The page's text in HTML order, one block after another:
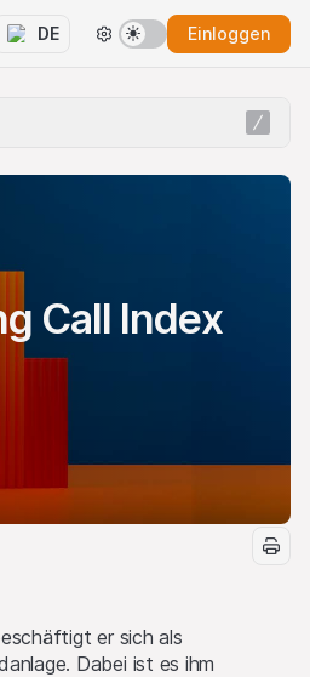
DE Einloggen
Call Index
er sich als
Dabei ist es ihm